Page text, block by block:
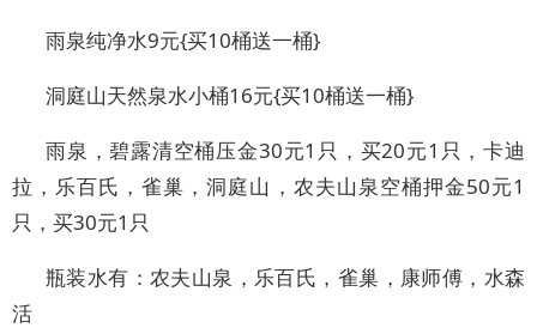
雨泉纯净水9元{买10桶送一桶}
洞庭山天然泉水小桶16元{买10桶送一桶}
雨泉，碧露清空桶压金30元1只，买20元1只，卡迪
拉，乐百氏，雀巢，洞庭山，农夫山泉空桶押金50元1
只，买30元1只
瓶装水有：农夫山泉，乐百氏，雀巢，康师傅，水森
活